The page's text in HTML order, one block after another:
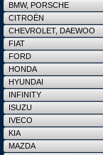
BMW, PORSCHE
CITROËN
CHEVROLET, DAEWOO
FIAT
FORD
HONDA
HYUNDAI
INFINITY
ISUZU
IVECO
KIA
MAZDA